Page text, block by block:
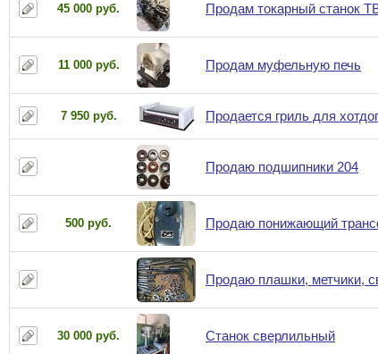
45 000 руб. Продам токарный станок
11 000 руб. Продам муфельную печь
7 950 руб. Продается гриль для
Продаю подшипники 204
500 руб. Продаю понижающий
Продаю плашки, метчики,
30 000 руб. Станок сверлильный